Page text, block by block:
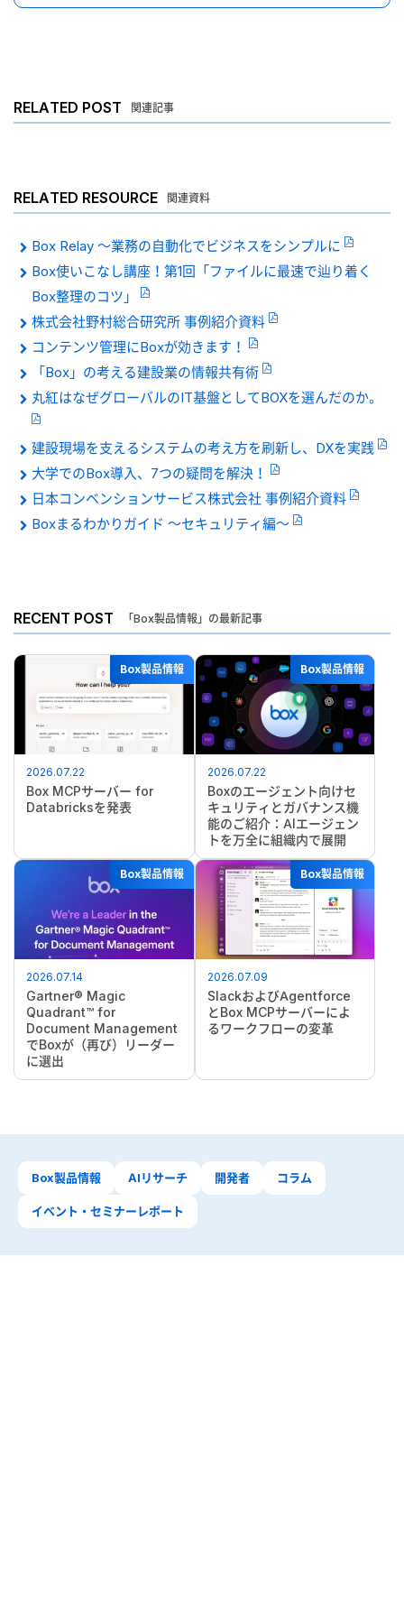
RELATED POST 関連記事
RELATED RESOURCE 関連資料
Box Relay 〜業務の自動化でビジネスをシンプルに
Box使いこなし講座！第1回「ファイルに最速で辿り着く
Box整理のコツ」
株式会社野村総合研究所 事例紹介資料
コンテンツ管理にBoxが効きます！
「Box」の考える建設業の情報共有術
丸紅はなぜグローバルのIT基盤としてBOXを選んだのか。
建設現場を支えるシステムの考え方を刷新し、DXを実践
大学でのBox導入、7つの疑問を解決！
日本コンベンションサービス株式会社 事例紹介資料
Boxまるわかりガイド 〜セキュリティ編〜
RECENT POST 「Box製品情報」の最新記事
Box製品情報
2026.07.22
Box MCPサーバー for
Databricksを発表
Box製品情報
2026.07.22
Boxのエージェント向けセ
キュリティとガバナンス機
能のご紹介：AIエージェン
トを万全に組織内で展開
Box製品情報
2026.07.14
Gartner® Magic
Quadrant™ for
Document Management
でBoxが（再び）リーダー
に選出
Box製品情報
2026.07.09
SlackおよびAgentforce
とBox MCPサーバーによ
るワークフローの変革
Box製品情報 AIリサーチ 開発者 コラム
イベント・セミナーレポート